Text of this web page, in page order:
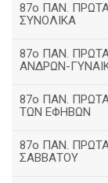
87ο ΠΑΝ.
ΣΥΝΟΛΙΚΑ
87ο ΠΑΝ.
ΑΝΔΡΩΝ-
87ο ΠΑΝ.
ΤΩΝ ΕΦΗΒΩΝ
87ο ΠΑΝ.
ΣΑΒΒΑΤΟΥ